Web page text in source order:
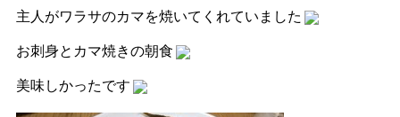
主人がワラサのカマを焼いてくれていました
お刺身とカマ焼きの朝食
美味しかったです